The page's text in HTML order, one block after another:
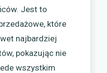
Jest to
które
najbardziej
pokazując nie
wszystkim